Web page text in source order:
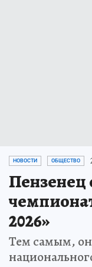
НОВОСТИ ОБЩЕСТВО
Пензенец
2026»
Тем самым,